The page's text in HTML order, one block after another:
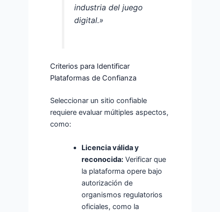
industria del juego
digital.»
Criterios para Identificar
Plataformas de Confianza
Seleccionar un sitio confiable
requiere evaluar múltiples aspectos,
como:
Licencia válida y
reconocida:Verificar que
la plataforma opere bajo
autorización de
organismos regulatorios
oficiales, como la